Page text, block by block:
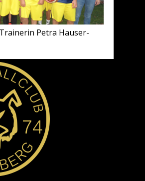
Petra Hauser-